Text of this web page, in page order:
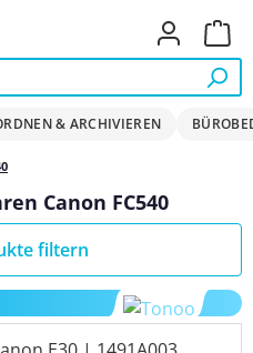
& ARCHIVIEREN
Canon FC540
filtern